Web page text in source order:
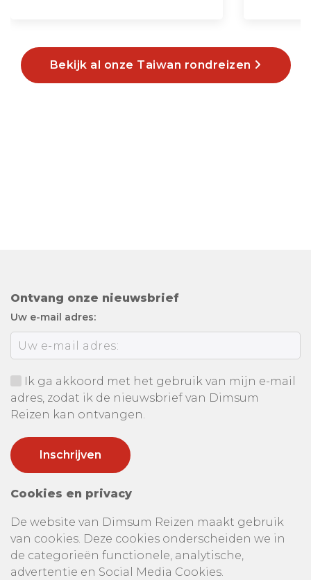
Bekijk al onze Taiwan rondreizen
Ontvang onze nieuwsbrief
Uw e-mail adres:
Ik ga akkoord met het gebruik van mijn e-mail
adres, zodat ik de nieuwsbrief van Dimsum
Reizen kan ontvangen.
Cookies en privacy
De website van Dimsum Reizen maakt gebruik
van cookies. Deze cookies onderscheiden we in
de categorieën functionele, analytische,
advertentie en Social Media Cookies.